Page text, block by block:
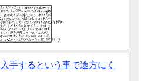
手するという事で途方にく